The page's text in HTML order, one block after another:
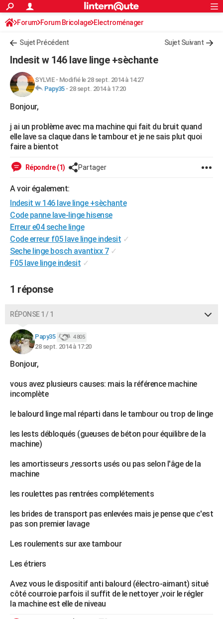
ACTUALITÉS
Politique
Société
Faits Divers
Education
Monde
Villes
+
FINANCE
Retraite
Impôts
Epargne
Immobilier
Risques naturels par ville
Banque
Assurance
Crédit
AUTO
Essais
Réserver un essai
Citadines
Berlines
SUV
Forum auto
+HIGH-TECH
Mobiles
Meilleur smartphone
Internet
Ordinateurs
Jeux vidéo
Guide high-tech
+BRICOLAGE
Forum
Aménagement intérieur
Extérieur
Cuisine
Salle de bains
Jardinage
Rangement
Guides de France
Escapades
Patrimoine
Expositions
Musées
Week-end nature
Art de vivre
Bien-être
Loisirs
Mode
Modes de vie
Alimentation
Guide de la santé
Maladies
Médicaments
Sommeil
VOYAGE
PHOTO
GUIDES D'ACHAT
CARTE DE VOEUX
Carte de Noël
Carte Bonne année
Carte Saint-Valentin
Carte Pâques
Carte d'anniversaire
DICTIONNAIRE
Dictionnaire
Biographies
Citations
Expressions
Proverbes
PROGRAMME TV
FORUM
Bricolage
Lifestyle
Culture
Sport
Auto
Television
Voyage
Cinema
S'inscrire
Connexion
Forum Forum Bricolage Electroménager
Sujet Précédent Sujet Suivant
Indesit w 146 lave linge +sèchante
SYLVIE- Modifié le 28 sept. 2014 à 14:27
Papy35- 28 sept. 2014 à 17:20
Bonjour,
j ai un problème avec ma machine qui fait du bruit quand
elle lave sa claque dans le tambour et je ne sais plut quoi
faire a bientot
Répondre (1) Partager
A voir également:
Indesit w 146 lave linge +sèchante
Code panne lave-linge hisense
Erreur e04 seche linge
Code erreur f05 lave linge indesit ✓
Seche linge bosch avantixx 7 ✓
F05 lave linge indesit ✓
1 réponse
RÉPONSE 1 / 1
Papy35 4 805
28 sept. 2014 à 17:20
Bonjour,
vous avez plusieurs causes: mais la référence machine
incomplète
le balourd linge mal réparti dans le tambour ou trop de linge
les lests débloqués (gueuses de béton pour équilibre de la
machine)
les amortisseurs ,ressorts usés ou pas selon l'âge de la
machine
les roulettes pas rentrées complétements
les brides de transport pas enlevées mais je pense que c'est
pas son premier lavage
Les roulements sur axe tambour
Les étriers
Avez vous le dispositif anti balourd (électro-aimant) situé
côté courroie parfois il suffit de le nettoyer ,voir le régler
la machine est elle de niveau